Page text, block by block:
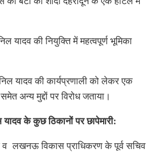
यादव की नियुक्ति में महत्वपूर्ण भूमिका
यादव की कार्यप्रणाली को लेकर एक
अन्य मुद्दों पर विरोध जताया।
के कुछ ठिकानों पर छापेमारी:
लखनऊ विकास प्राधिकरण के पूर्व सचिव